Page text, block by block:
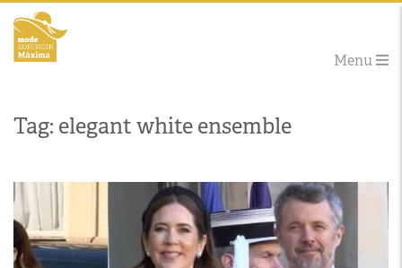
Menu
Tag: elegant white ensemble